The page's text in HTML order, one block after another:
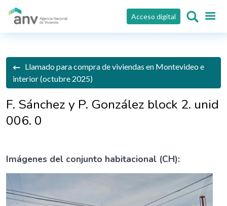
Pasar al contenido principal
Acceso digital
Llamado para compra de viviendas en Montevideo e
interior (octubre 2025)
F. Sánchez y P. González block 2. unid
006. 0
Imágenes del conjunto habitacional (CH):